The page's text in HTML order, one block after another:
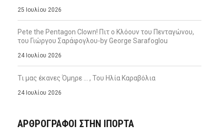
25 Ιουλίου 2026
Pete the Pentagon Clown! Πιτ ο Κλόουν του Πενταγώνου,
του Γιώργου Σαράφογλου-by George Sarafoglou
24 Ιουλίου 2026
Τι μας έκανες Όμηρε … , Του Ηλία Καραβόλια
24 Ιουλίου 2026
ΑΡΘΡΟΓΡΑΦΟΙ ΣΤΗΝ IΠΟΡΤΑ